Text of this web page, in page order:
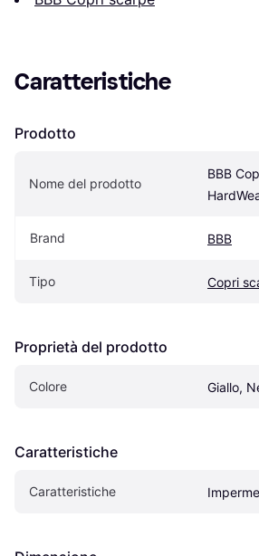
Caratteristiche
Prodotto
Nome del prodotto
BBB
Brand BBB
Tipo Copri
Proprietà del prodotto
Colore Giallo,
Caratteristiche
Caratteristiche